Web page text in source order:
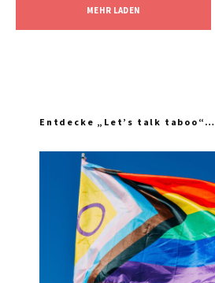
MEHR LADEN
Entdecke „Let’s talk taboo“…